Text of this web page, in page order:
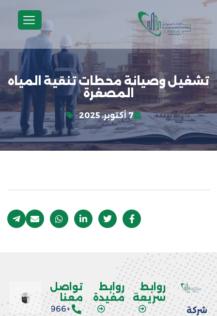
تشغيل وصيانة محطات تنقية المياه
المصغرة
7 أكتوبر، 2025
شركة
روابط
سريعة
روابط
مفيدة
تواصل
معنا
+966